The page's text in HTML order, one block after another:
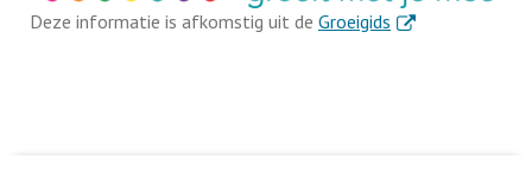
Deze informatie is afkomstig uit de Groeigids . Externe link